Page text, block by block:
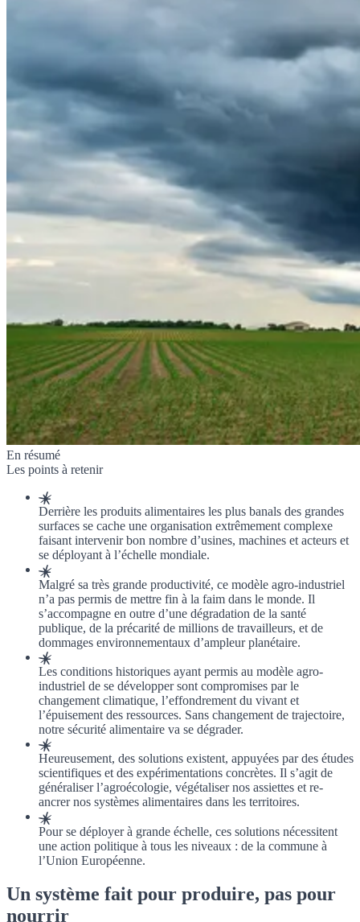
En résumé
Les points à retenir
Derrière les produits alimentaires les plus banals des grandes
surfaces se cache une organisation extrêmement complexe
faisant intervenir bon nombre d’usines, machines et acteurs et
se déployant à l’échelle mondiale.
Malgré sa très grande productivité, ce modèle agro-industriel
n’a pas permis de mettre fin à la faim dans le monde. Il
s’accompagne en outre d’une dégradation de la santé
publique, de la précarité de millions de travailleurs, et de
dommages environnementaux d’ampleur planétaire.
Les conditions historiques ayant permis au modèle agro-
industriel de se développer sont compromises par le
changement climatique, l’effondrement du vivant et
l’épuisement des ressources. Sans changement de trajectoire,
notre sécurité alimentaire va se dégrader.
Heureusement, des solutions existent, appuyées par des études
scientifiques et des expérimentations concrètes. Il s’agit de
généraliser l’agroécologie, végétaliser nos assiettes et re-
ancrer nos systèmes alimentaires dans les territoires.
Pour se déployer à grande échelle, ces solutions nécessitent
une action politique à tous les niveaux : de la commune à
l’Union Européenne.
Un système fait pour produire, pas pour
nourrir